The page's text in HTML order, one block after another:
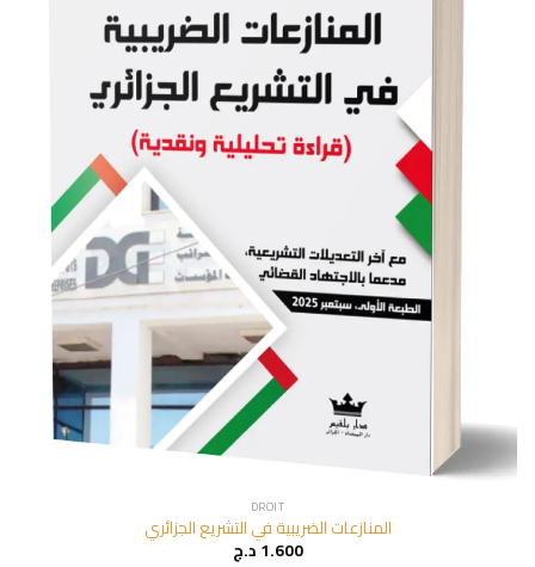
DROIT
المنازعات الضريبية في التشريع الجزائري
1.600د.ج